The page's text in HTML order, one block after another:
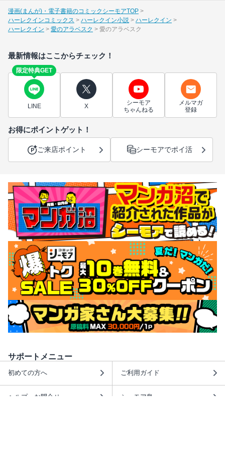
漫画(まんが)・電子書籍のコミックシーモアTOP
ハーレクインコミックス
ハーレクイン小説
ハーレクイン
ハーレクイン
愛のアラベスク 愛のアラベスク
最新情報はここからチェック！
限定特典GET
LINE X
シーモア
ちゃんねる
メルマガ
登録
お得にポイントゲット！
ご来店ポイント シーモアでポイ活
サポートメニュー
初めての方へ ご利用ガイド
ヘルプ・お問合せ シーモア島